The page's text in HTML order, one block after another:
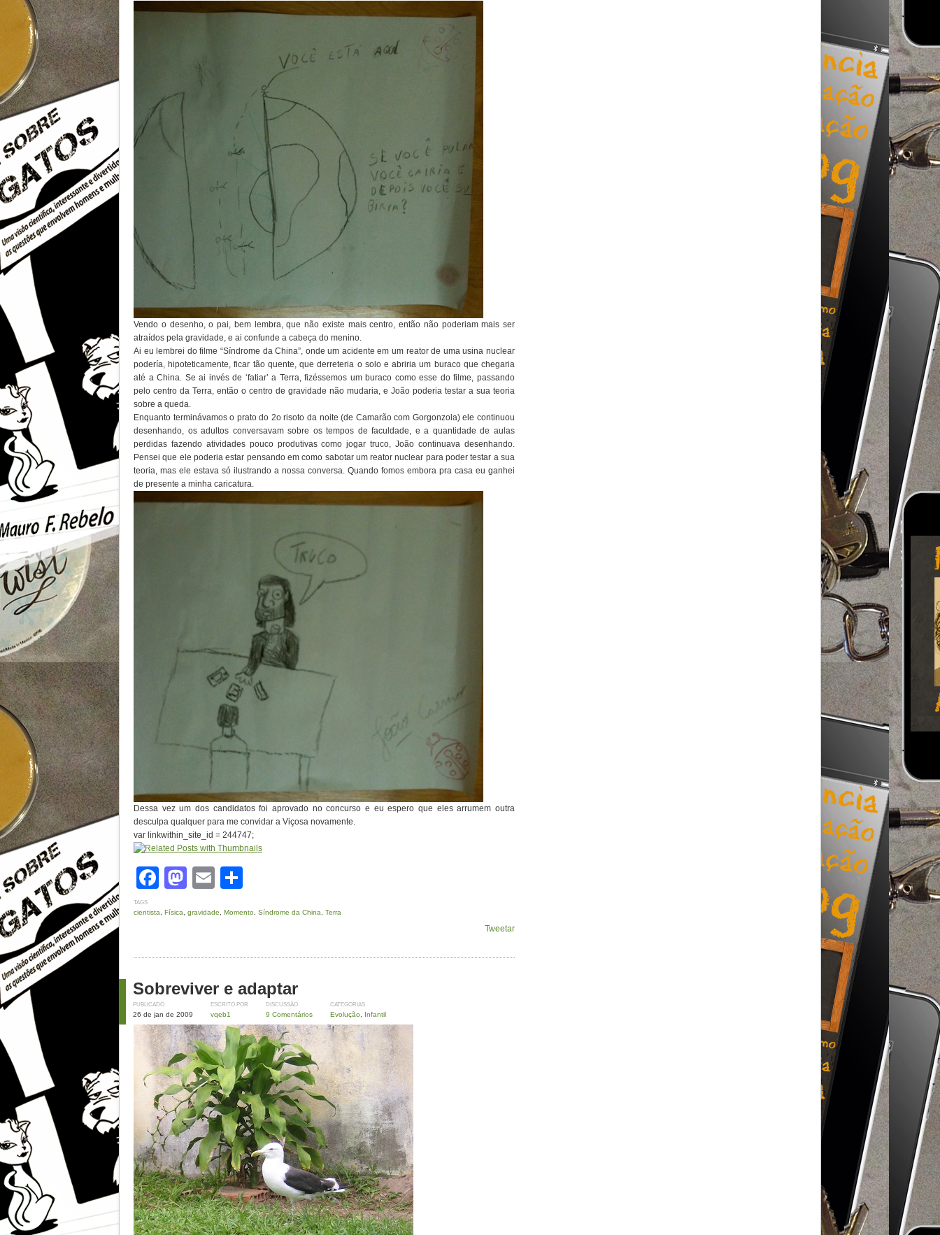
Vendo o desenho, o pai, bem lembra, que não existe mais centro, então não poderiam mais ser
atraídos pela gravidade, e ai confunde a cabeça do menino.
Ai eu lembrei do filme “Síndrome da China”, onde um acidente em um reator de uma usina nuclear
podería, hipoteticamente, ficar tão quente, que derreteria o solo e abriria um buraco que chegaria
até a China. Se ai invés de ‘fatiar’ a Terra, fizéssemos um buraco como esse do filme, passando
pelo centro da Terra, então o centro de gravidade não mudaria, e João poderia testar a sua teoria
sobre a queda.
Enquanto terminávamos o prato do 2o risoto da noite (de Camarão com Gorgonzola) ele continuou
desenhando, os adultos conversavam sobre os tempos de faculdade, e a quantidade de aulas
perdidas fazendo atividades pouco produtivas como jogar truco, João continuava desenhando.
Pensei que ele poderia estar pensando em como sabotar um reator nuclear para poder testar a sua
teoria, mas ele estava só ilustrando a nossa conversa. Quando fomos embora pra casa eu ganhei
de presente a minha caricatura.
Dessa vez um dos candidatos foi aprovado no concurso e eu espero que eles arrumem outra
desculpa qualquer para me convidar a Viçosa novamente.
var linkwithin_site_id = 244747;
Facebook
Mastodon
Email
TAGS
cientista, Física, gravidade, Momento, Síndrome da China, Terra
Tweetar
Sobreviver e adaptar
PUBLICADO
26 de jan de 2009
ESCRITO POR
vqeb1
DISCUSSÃO
9 Comentários
CATEGORIAS
Evolução, Infantil